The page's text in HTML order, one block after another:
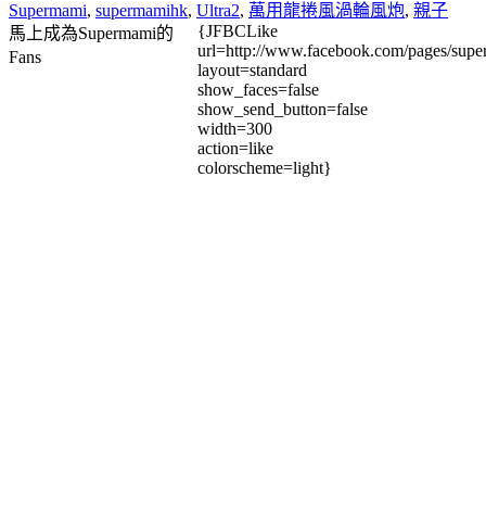
Supermami, supermamihk, Ultra2, 萬用龍捲風渦輪風炮, 親子
馬上成為Supermami的
Fans
{JFBCLike
url=http://www.facebook.com/pages/
layout=standard
show_faces=false
show_send_button=false
width=300
action=like
colorscheme=light}